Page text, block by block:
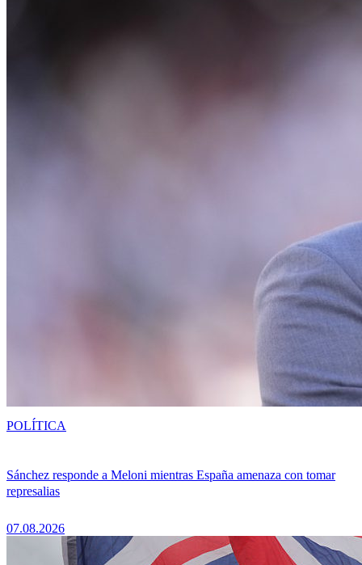
Sánchez responde a Meloni mientras España amenaza con tomar
represalias
07.08.2026
POLÍTICA